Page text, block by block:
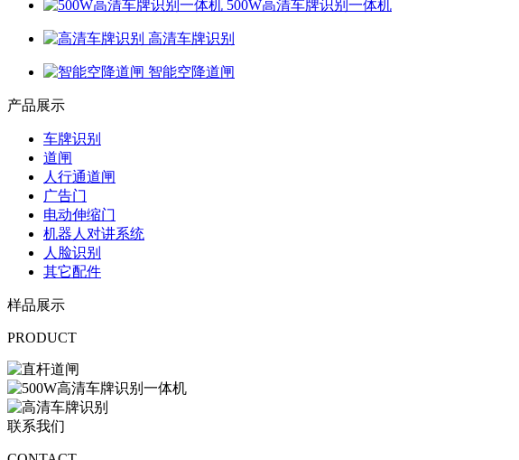
500W高清车牌识别一体机
高清车牌识别
智能空降道闸
产品展示
车牌识别
道闸
人行通道闸
广告门
电动伸缩门
机器人对讲系统
人脸识别
其它配件
样品展示
PRODUCT
联系我们